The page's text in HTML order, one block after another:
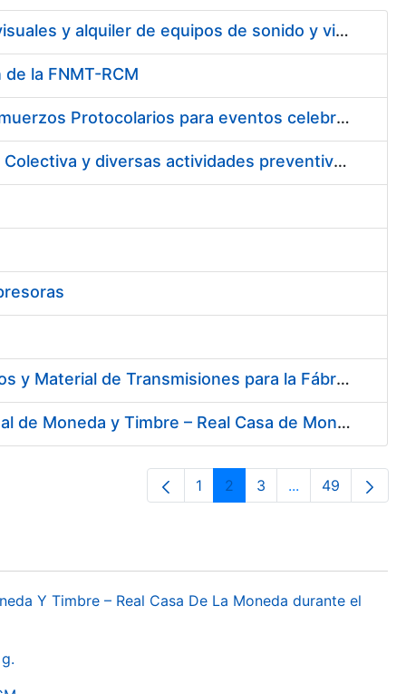
Servicio de mantenimiento y asistencia técnica de equipos audiovisuales y alquiler de equipos de sonido y video y de interpretación simultánea en las instalaciones de la FNMT-RCM en Madrid
la FNMT-RCM
Suscripción de acuerdo marco para los Servicios de Catering y Almuerzos Protocolarios para eventos celebrados en la Real Casa de la Moneda – Fábrica Nacional de Moneda y Timbre
Contratación de los Servicios de Vigilancia de la Salud Individual y Colectiva y diversas actividades preventivas y sanitarias
Contratación de Acuerdo Marco para el Suministro de Rodamientos y Material de Transmisiones para la Fábrica Nacional de Moneda y Timbre – Real Casa de la Moneda
Contratación del Suministro de Gas Natural para la Fábrica Nacional de Moneda y Timbre – Real Casa de Moneda, en sus centros de trabajo de Madrid y Burgos
Orrialdea
1 Orrialdea
2 Orrialdea
3 ...Intermediate
Orrialdea
49
Y Timbre – Real Casa De La Moneda durante el